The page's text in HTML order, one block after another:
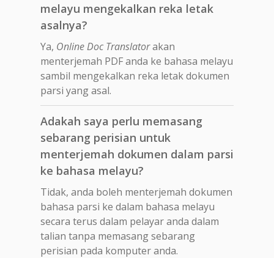
melayu mengekalkan reka letak
asalnya?
Ya, Online Doc Translatorakan
menterjemah PDF anda ke bahasa melayu
sambil mengekalkan reka letak dokumen
parsi yang asal.
Adakah saya perlu memasang
sebarang perisian untuk
menterjemah dokumen dalam parsi
ke bahasa melayu?
Tidak, anda boleh menterjemah dokumen
bahasa parsi ke dalam bahasa melayu
secara terus dalam pelayar anda dalam
talian tanpa memasang sebarang
perisian pada komputer anda.